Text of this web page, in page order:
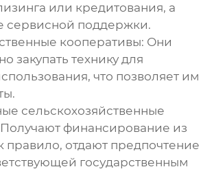
или кредитования, а
сервисной поддержки.
кооперативы: Они
закупать технику для
что позволяет им
сельскохозяйственные
Получают финансирование из
правило, отдают предпочтение
государственным